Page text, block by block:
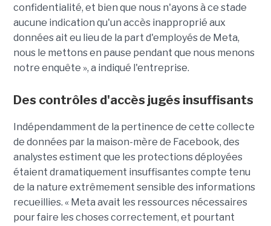
confidentialité, et bien que nous n'ayons à ce stade
aucune indication qu'un accès inapproprié aux
données ait eu lieu de la part d'employés de Meta,
nous le mettons en pause pendant que nous menons
notre enquête », a indiqué l'entreprise.
Des contrôles d'accès jugés insuffisants
Indépendamment de la pertinence de cette collecte
de données par la maison-mère de Facebook, des
analystes estiment que les protections déployées
étaient dramatiquement insuffisantes compte tenu
de la nature extrêmement sensible des informations
recueillies. « Meta avait les ressources nécessaires
pour faire les choses correctement, et pourtant